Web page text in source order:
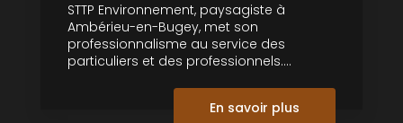
STTP Environnement, paysagiste à
Ambérieu-en-Bugey, met son
professionnalisme au service des
particuliers et des professionnels....
En savoir plus